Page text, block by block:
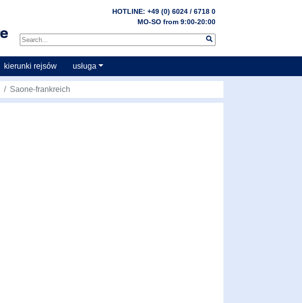
HOTLINE: +49 (0) 6024 / 6718 0
MO-SO from 9:00-20:00
kierunki rejsów usługa
Saone-frankreich